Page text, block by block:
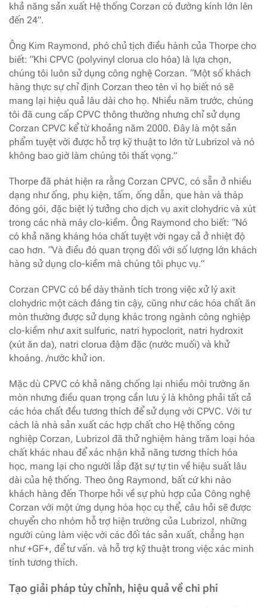
khả năng sản xuất Hệ thống Corzan có đường kính lớn lên
đến 24”.
Ông Kim Raymond, phó chủ tịch điều hành của Thorpe cho
biết: “Khi CPVC (polyvinyl clorua clo hóa) là lựa chọn,
chúng tôi luôn sử dụng công nghệ Corzan. “Một số khách
hàng thực sự chỉ định Corzan theo tên vì họ biết nó sẽ
mang lại hiệu quả lâu dài cho họ. Nhiều năm trước, chúng
tôi đã cung cấp CPVC thông thường nhưng chỉ sử dụng
Corzan CPVC kể từ khoảng năm 2000. Đây là một sản
phẩm tuyệt vời được hỗ trợ kỹ thuật to lớn từ Lubrizol và nó
không bao giờ làm chúng tôi thất vọng.”
Thorpe đã phát hiện ra rằng Corzan CPVC, có sẵn ở nhiều
dạng như ống, phụ kiện, tấm, ống dẫn, que hàn và tháp
đóng gói, đặc biệt lý tưởng cho dịch vụ axit clohydric và xút
trong các nhà máy clo-kiềm. Ông Raymond cho biết: “Nó
có khả năng kháng hóa chất tuyệt vời ngay cả ở nhiệt độ
cao hơn. “Và điều đó quan trọng đối với số lượng lớn khách
hàng sử dụng clo-kiềm mà chúng tôi phục vụ.”
Corzan CPVC có bề dày thành tích trong việc xử lý axit
clohydric một cách đáng tin cậy, cũng như các hóa chất ăn
mòn thường được sử dụng khác trong ngành công nghiệp
clo-kiềm như axit sulfuric, natri hypoclorit, natri hydroxit
(xút ăn da), natri clorua đậm đặc (nước muối) và khử
khoáng. /nước khử ion.
Mặc dù CPVC có khả năng chống lại nhiều môi trường ăn
mòn nhưng điều quan trọng cần lưu ý là không phải tất cả
các hóa chất đều tương thích để sử dụng với CPVC. Với tư
cách là nhà sản xuất các hợp chất cho Hệ thống công
nghiệp Corzan, Lubrizol đã thử nghiệm hàng trăm loại hóa
chất khác nhau để xác nhận khả năng tương thích hóa
học, mang lại cho người lắp đặt sự tự tin về hiệu suất lâu
dài của hệ thống. Theo ông Raymond, bất cứ khi nào
khách hàng đến Thorpe hỏi về sự phù hợp của Công nghệ
Corzan với một ứng dụng hóa học cụ thể, câu hỏi sẽ được
chuyển cho nhóm hỗ trợ hiện trường của Lubrizol, những
người cùng làm việc với các đối tác sản xuất, chẳng hạn
như +GF+, để tư vấn. và hỗ trợ kỹ thuật trong việc xác minh
tính tương thích.
Tạo giải pháp tùy chỉnh, hiệu quả về chi phí